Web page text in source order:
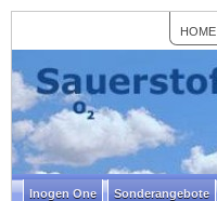
HOME
Inogen One Sonderangebote